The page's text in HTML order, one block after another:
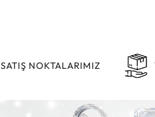
SATIŞ NOKTALARIMIZ